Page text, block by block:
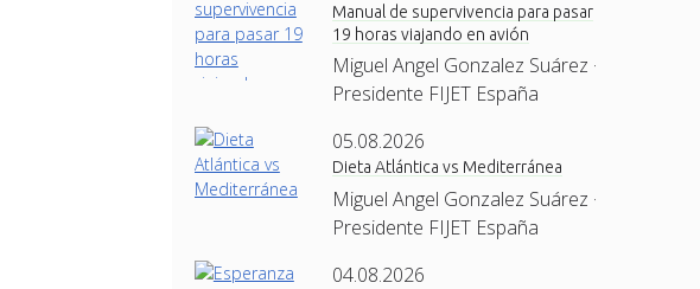
Manual de supervivencia para pasar
19 horas viajando en avión
Miguel Angel Gonzalez Suárez ·
Presidente FIJET España
05.08.2026
Dieta Atlántica vs Mediterránea
Miguel Angel Gonzalez Suárez ·
Presidente FIJET España
04.08.2026